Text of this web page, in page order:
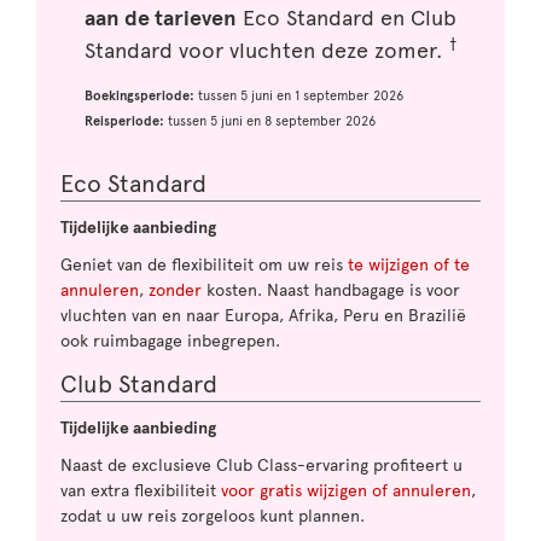
aan de tarieven Eco Standard en Club
Standard voor vluchten deze zomer. †
Boekingsperiode: tussen 5 juni en 1 september 2026
Reisperiode: tussen 5 juni en 8 september 2026
Eco Standard
Tijdelijke aanbieding
Geniet van de flexibiliteit om uw reis te wijzigen of te
annuleren, zonder kosten. Naast handbagage is voor
vluchten van en naar Europa, Afrika, Peru en Brazilië
ook ruimbagage inbegrepen.
Club Standard
Tijdelijke aanbieding
Naast de exclusieve Club Class-ervaring profiteert u
van extra flexibiliteit voor gratis wijzigen of annuleren,
zodat u uw reis zorgeloos kunt plannen.